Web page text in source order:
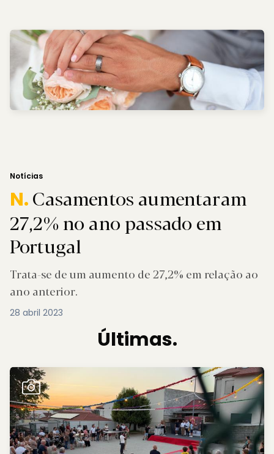
Notícias
N.Casamentos aumentaram
27,2% no ano passado em
Portugal
Trata-se de um aumento de 27,2% em relação ao
ano anterior.
28 abril 2023
Últimas.